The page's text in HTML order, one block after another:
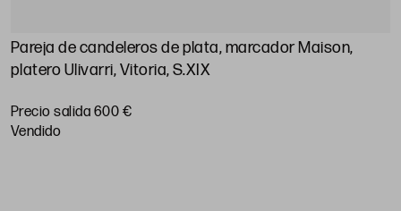
Pareja de candeleros de plata, marcador Maison,
platero Ulivarri, Vitoria, S.XIX
Precio salida 600 €
vendido